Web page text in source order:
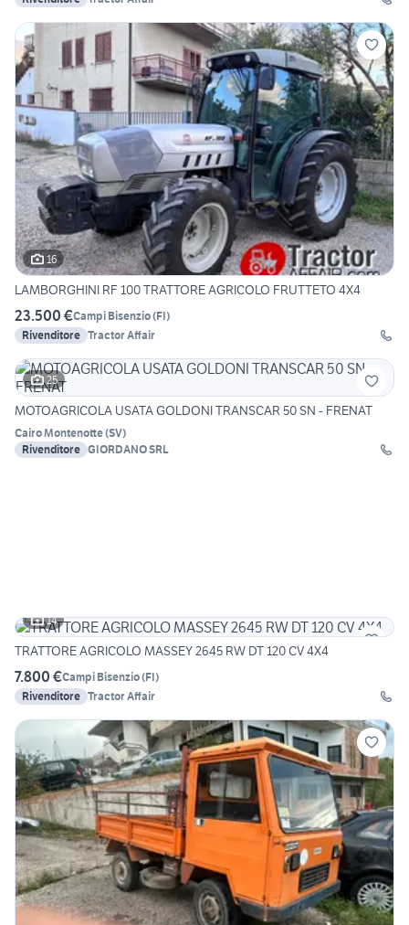
16
LAMBORGHINI RF 100 TRATTORE AGRICOLO FRUTTETO 4X4
23.500 €Campi Bisenzio(FI)
Rivenditore Tractor Affair
25
MOTOAGRICOLA USATA GOLDONI TRANSCAR 50 SN - FRENAT
Cairo Montenotte(SV)
Rivenditore GIORDANO SRL
14
TRATTORE AGRICOLO MASSEY 2645 RW DT 120 CV 4X4
7.800 €Campi Bisenzio(FI)
Rivenditore Tractor Affair